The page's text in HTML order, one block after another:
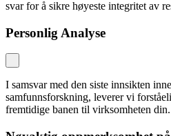
svar for å sikre høyeste integritet av
Personlig Analyse
I samsvar med den siste innsikten
samfunnsforskning, leverer vi
fremtidige banen til virksomheten din.